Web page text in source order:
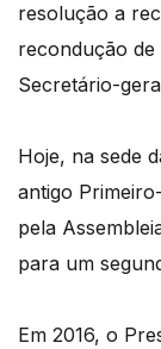
resolução a
recondução
Secretário-
Hoje, na sede
antigo
pela
para um
Em 2016, o